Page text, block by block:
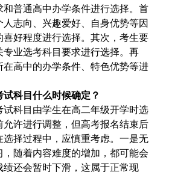
和普通高中办学条件进行选择。首
人志向、兴趣爱好、自身优势等因
喜好程度进行选择。其次，考生要
专业选考科目要求进行选择。再
在高中的办学条件、特色优势等进
试科目什么时候确定？
试科目由学生在高二年级开学时选
允许进行调整，但高考报名结束后
选择过程中，应慎重考虑。一是无
，随着内容难度的增加，都可能会
绩还会暂时下滑，这属于正常现